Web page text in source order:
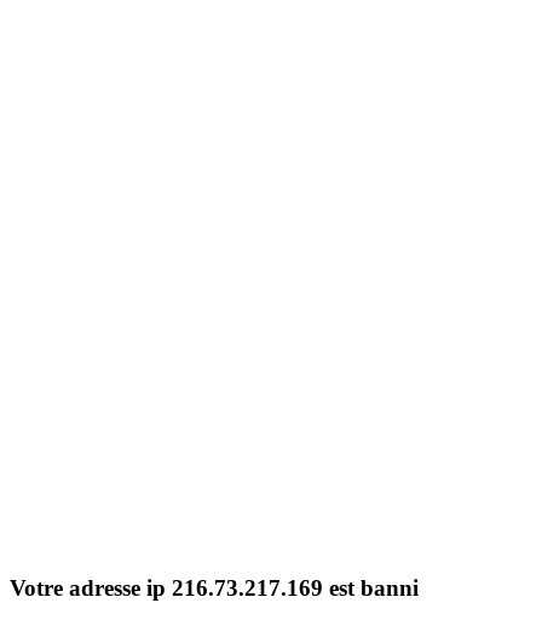
Votre adresse ip 216.73.217.169 est banni